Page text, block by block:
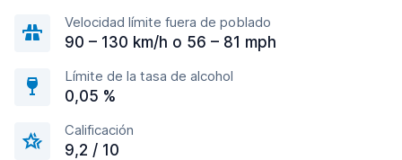
Velocidad límite fuera de poblado
90 – 130 km/h o 56 – 81 mph
Límite de la tasa de alcohol
0,05 %
Calificación
9,2 / 10